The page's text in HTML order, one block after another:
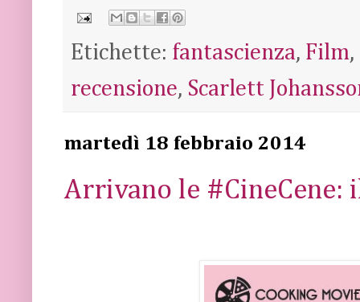
Etichette: fantascienza, Film,
recensione, Scarlett
martedì 18 febbraio 2014
Arrivano le #CineCene: